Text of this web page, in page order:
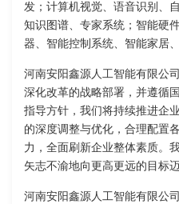
发；计算机视觉、语音识别、
知识图谱、专家系统；智能硬
器、智能控制系统、智能家居
河南安阳鑫源人工智能有限公
深化改革的战略部署，并遵循
指导方针，我们将持续推进企
的深度调整与优化，合理配置
力，全面刷新企业整体素质。
矢志不渝地向更高更远的目标
河南安阳鑫源人工智能有限公